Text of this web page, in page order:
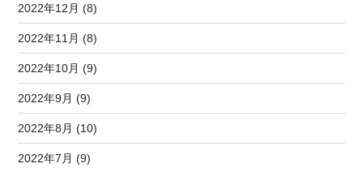
2022年12月 (8)
2022年11月 (8)
2022年10月 (9)
2022年9月 (9)
2022年8月 (10)
2022年7月 (9)